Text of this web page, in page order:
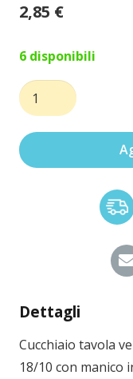
2,85 €
6 disponibili
Cucchiaio
tavola
vero
mediterraneo
Dettagli
Cucchiaio tavola
18/10 con manico